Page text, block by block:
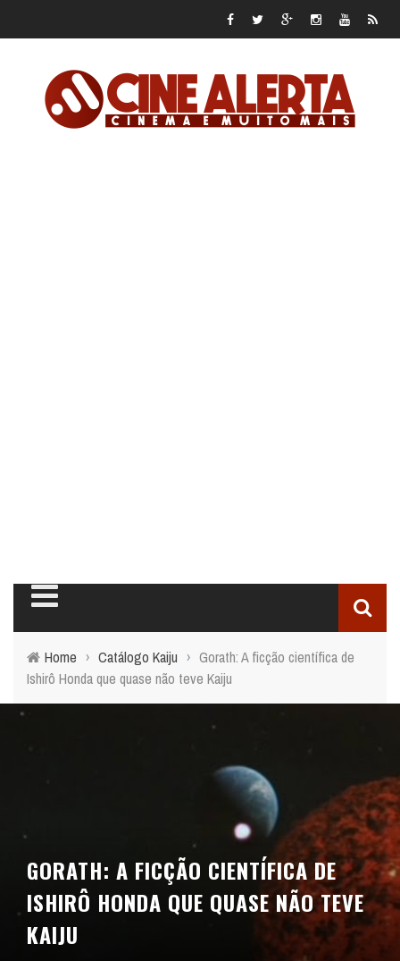
Home › Catálogo Kaiju › Gorath: A ficção científica de
Ishirô Honda que quase não teve Kaiju
GORATH: A FICÇÃO CIENTÍFICA DE
ISHIRÔ HONDA QUE QUASE NÃO TEVE
KAIJU